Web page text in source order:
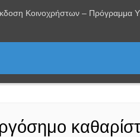
Κοινοχρήστων – Πρόγραμμα